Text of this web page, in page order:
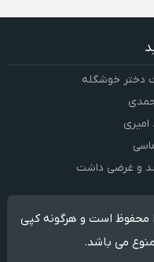
دختر خوشگله
و غرضی داشت
محفوظ است و هرگونه کپی
می باشد.